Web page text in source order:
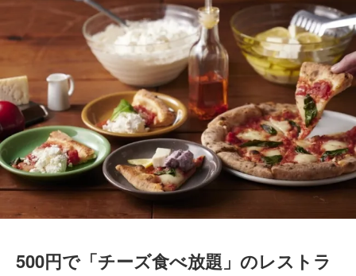
500円で「チーズ食べ放題」のレストラ